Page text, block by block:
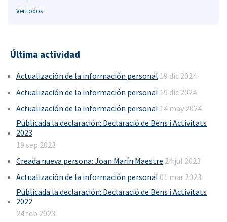
Ver todos
Última actividad
Actualización de la información personal 19 dic 2024
Actualización de la información personal 19 dic 2024
Actualización de la información personal 14 may 2024
Publicada la declaración: Declaració de Béns i Activitats
2023
19 sep 2023
Creada nueva persona: Joan Marín Maestre 24 jul 2023
Actualización de la información personal 01 mar 2023
Publicada la declaración: Declaració de Béns i Activitats
2022
24 feb 2023